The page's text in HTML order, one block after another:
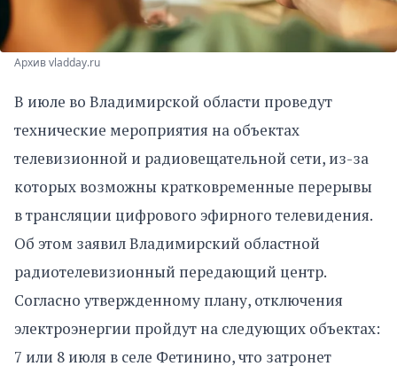
Архив vladday.ru
В июле во Владимирской области проведут
технические мероприятия на объектах
телевизионной и радиовещательной сети, из-за
которых возможны кратковременные перерывы
в трансляции цифрового эфирного телевидения.
Об этом заявил Владимирский областной
радиотелевизионный передающий центр.
Согласно утвержденному плану, отключения
электроэнергии пройдут на следующих объектах:
7 или 8 июля в селе Фетинино, что затронет